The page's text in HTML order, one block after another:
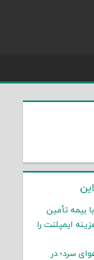
بیمه تأمین
بیمه هزینه ایمپلنت را
سرد؛ در